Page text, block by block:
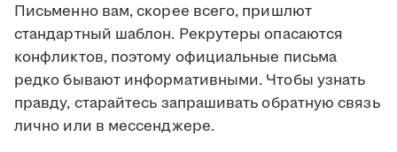
Письменно вам, скорее всего, пришлют
стандартный шаблон. Рекрутеры опасаются
конфликтов, поэтому официальные письма
редко бывают информативными. Чтобы узнать
правду, старайтесь запрашивать обратную связь
лично или в мессенджере.